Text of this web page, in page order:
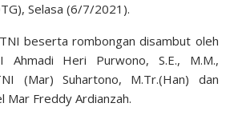
Selasa (6/7/2021).
beserta rombongan disambut oleh
Ahmadi Heri Purwono, S.E., M.M.,
(Mar) Suhartono, M.Tr.(Han) dan
Mar Freddy Ardianzah.